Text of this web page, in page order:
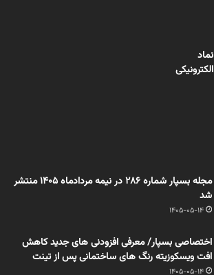
نماد
الکترونیکی
مجله بسپار شماره 286 در نیمه مردادماه 1405 منتشر
شد
1405-05-14
اختصاصی بسپار/ معرفی افزودنی های جدید کاهش
افت ویسکوزیته رنگ های ساختمانی پس از تینت
1405-05-14